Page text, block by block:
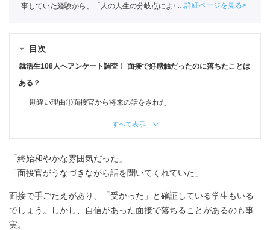
事していた経験から、「人の人生の分岐点によりかかわりたい」と思
詳細ページを見る
目次
就活生108人へアンケート調査！ 面接で好感触だったのに落ちたことは
ある？
勘違い理由①面接官から将来の話をされた
すべて表示
「終始和やかな雰囲気だった」
「面接官がうなづきながら話を聞いてくれていた」
面接で手ごたえがあり、「受かった」と確証している学生もいる
でしょう。しかし、自信があった面接で落ちることがあるのも事
実。